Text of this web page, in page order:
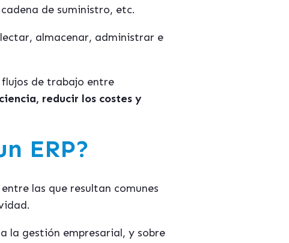
de suministro, etc.
almacenar, administrar e
de trabajo entre
reducir los costes y
ERP?
las que resultan comunes
la gestión empresarial, y sobre